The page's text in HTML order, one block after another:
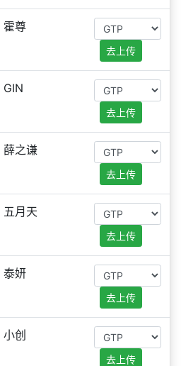
霍尊
去上传
GIN
去上传
薛之谦
去上传
五月天
去上传
泰妍
去上传
小创
去上传